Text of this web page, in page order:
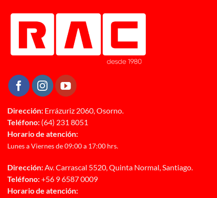
Dirección: Errázuriz 2060, Osorno.
Teléfono: (64) 231 8051
Horario de atención:
Lunes a Viernes de 09:00 a 17:00 hrs.
Dirección:Av. Carrascal 5520, Quinta Normal, Santiago.
Teléfono:+56 9 6587 0009
Horario de atención: